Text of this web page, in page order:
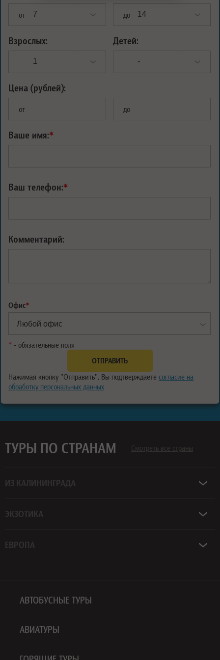
от до
Взрослых: Детей:
Цена (рублей):
от до
Ваше имя:*
Ваш телефон:*
Комментарий:
Офис*
* - обязательные поля
Нажимая кнопку "Отправить", Вы подтверждаете согласие на
обработку персональных данных
ТУРЫ ПО СТРАНАМ Смотреть все страны
ИЗ КАЛИНИНГРАДА
ЭКЗОТИКА
ЕВРОПА
АВТОБУСНЫЕ ТУРЫ
АВИАТУРЫ